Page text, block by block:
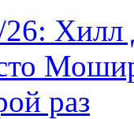
26:
раз